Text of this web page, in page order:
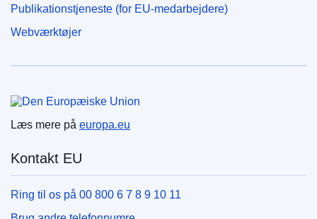
Publikationstjeneste (for EU-medarbejdere)
Webværktøjer
Læs mere på europa.eu
Kontakt EU
Ring til os på 00 800 6 7 8 9 10 11